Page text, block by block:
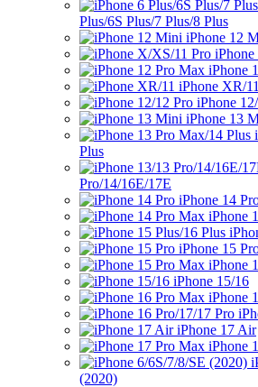
Plus/6S Plus/7 Plus/8 Plus
iPhone 12
iPhone
iPhone XR/11
iPhone
iPhone 13
Plus
Pro/14/16E/17E
iPhone 14
iPhone
iPhone 15
iPhone
iPhone 15/16
iPhone
iPhone 17 Air
iPhone
(2020)